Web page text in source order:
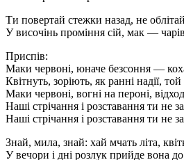
Ти повертай стежки назад, не
У височiнь промiння сiй, мак —
Приспiв:
Маки червонi, юначе безсоння —
Квiтнуть, зорiють, як раннi надiї,
Маки червонi, вогні на перонi,
Нашi стрiчання i розставання ти не
Нашi стрiчання i розставання ти не
Знай, мила, знай: хай мчать лiта,
У вечори і днi розлук прийде вона до